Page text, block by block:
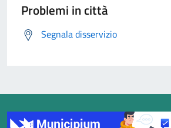
Problemi in città
Segnala disservizio